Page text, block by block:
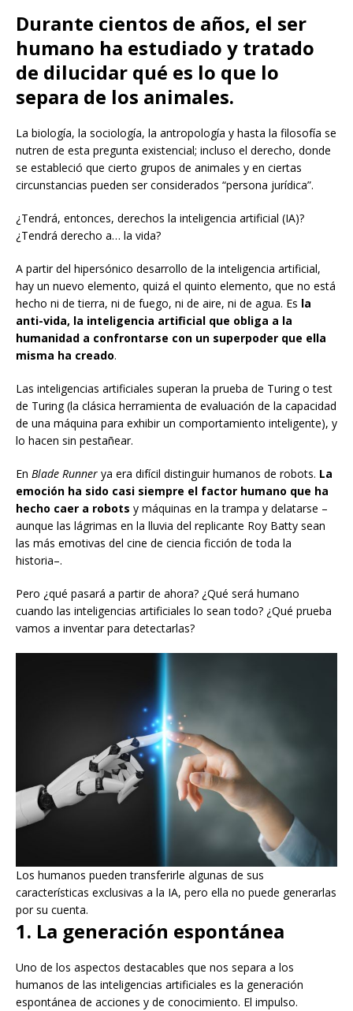
Durante cientos de años, el ser
humano ha estudiado y tratado
de dilucidar qué es lo que lo
separa de los animales.
La biología, la sociología, la antropología y hasta la filosofía se
nutren de esta pregunta existencial; incluso el derecho, donde
se estableció que cierto grupos de animales y en ciertas
circunstancias pueden ser considerados “persona jurídica”.
¿Tendrá, entonces, derechos la inteligencia artificial (IA)?
¿Tendrá derecho a… la vida?
A partir del hipersónico desarrollo de la inteligencia artificial,
hay un nuevo elemento, quizá el quinto elemento, que no está
hecho ni de tierra, ni de fuego, ni de aire, ni de agua. Es la
anti-vida, la inteligencia artificial que obliga a la
humanidad a confrontarse con un superpoder que ella
misma ha creado.
Las inteligencias artificiales superan la prueba de Turing o test
de Turing (la clásica herramienta de evaluación de la capacidad
de una máquina para exhibir un comportamiento inteligente), y
lo hacen sin pestañear.
En Blade Runner ya era difícil distinguir humanos de robots. La
emoción ha sido casi siempre el factor humano que ha
hecho caer a robots y máquinas en la trampa y delatarse –
aunque las lágrimas en la lluvia del replicante Roy Batty sean
las más emotivas del cine de ciencia ficción de toda la
historia–.
Pero ¿qué pasará a partir de ahora? ¿Qué será humano
cuando las inteligencias artificiales lo sean todo? ¿Qué prueba
vamos a inventar para detectarlas?
Los humanos pueden transferirle algunas de sus
características exclusivas a la IA, pero ella no puede generarlas
por su cuenta.
1. La generación espontánea
Uno de los aspectos destacables que nos separa a los
humanos de las inteligencias artificiales es la generación
espontánea de acciones y de conocimiento. El impulso.